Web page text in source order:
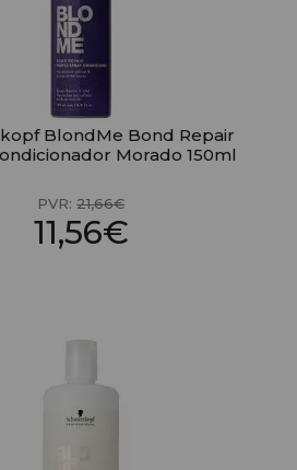
BlondMe Bond Repair
Morado 150ml
PVR:21,66€
11,56€